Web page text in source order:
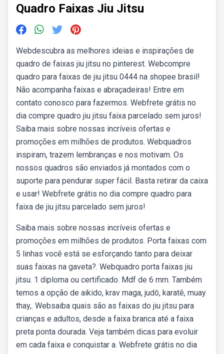
Quadro Faixas Jiu Jitsu
Webdescubra as melhores ideias e inspirações de
quadro de faixas jiu jitsu no pinterest. Webcompre
quadro para faixas de jiu jitsu 0444 na shopee brasil!
Não acompanha faixas e abraçadeiras! Entre em
contato conosco para fazermos. Webfrete grátis no
dia compre quadro jiu jitsu faixa parcelado sem juros!
Saiba mais sobre nossas incríveis ofertas e
promoções em milhões de produtos. Webquadros
inspiram, trazem lembranças e nos motivam. Os
nossos quadros são enviados já montados com o
suporte para pendurar super fácil. Basta retirar da caixa
e usar! Webfrete grátis no dia compre quadro para
faixa de jiu jitsu parcelado sem juros!
Saiba mais sobre nossas incríveis ofertas e
promoções em milhões de produtos. Porta faixas com
5 linhas você está se esforçando tanto para deixar
suas faixas na gaveta?. Webquadro porta faixas jiu
jitsu. 1 diploma ou certificado. Mdf de 6 mm. Também
temos a opção de aikido, krav maga, judô, karatê, muay
thay,. Websaiba quais são as faixas do jiu jitsu para
crianças e adultos, desde a faixa branca até a faixa
preta ponta dourada. Veja também dicas para evoluir
em cada faixa e conquistar a. Webfrete grátis no dia